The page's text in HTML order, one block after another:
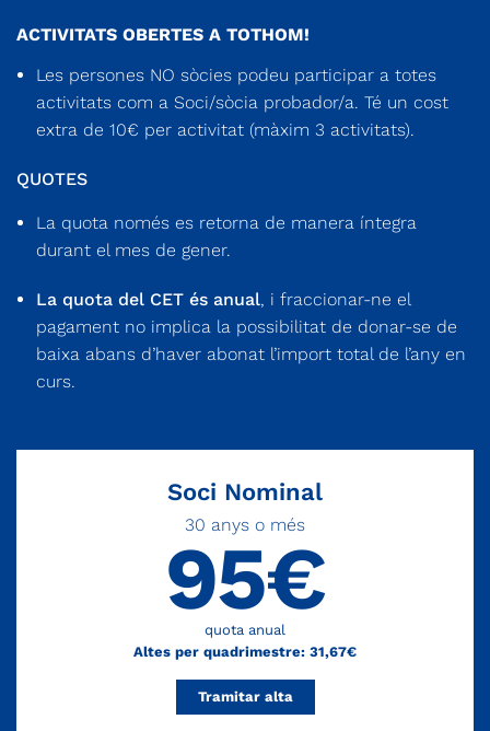
ACTIVITATS OBERTES A TOTHOM!
Les persones NO sòcies podeu participar a totes
activitats com a Soci/sòcia probador/a. Té un cost
extra de 10€ per activitat (màxim 3 activitats).
QUOTES
La quota només es retorna de manera íntegra
durant el mes de gener.
La quota del CET és anual, i fraccionar-ne el
pagament no implica la possibilitat de donar-se de
baixa abans d’haver abonat l’import total de l’any en
curs.
Soci Nominal
30 anys o més
95€
quota anual
Altes per quadrimestre: 31,67€
Tramitar alta